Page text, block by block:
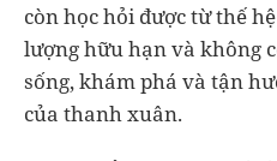
còn học hỏi được từ thế
lượng hữu hạn và không
sống, khám phá và tận
của thanh xuân.